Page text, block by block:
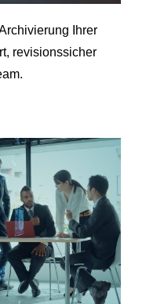
Ihrer
revisionssicher